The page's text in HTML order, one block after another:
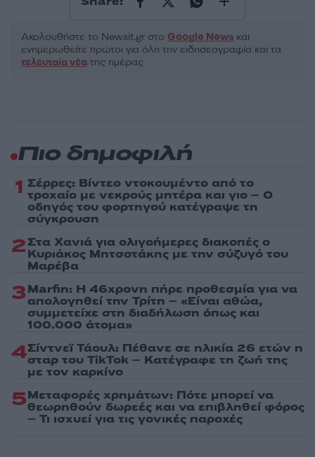
Ακολουθήστε το Νewsit.gr στο Google News και
ενημερωθείτε πρώτοι για όλη την ειδησεογραφία και τα
τελευταία νέα της ημέρας
Πιο δημοφιλή
1 Σέρρες: Βίντεο ντοκουμέντο από το
τροχαίο με νεκρούς μητέρα και γιο – Ο
οδηγός του φορτηγού κατέγραψε τη
σύγκρουση
2Στα Χανιά για ολιγοήμερες διακοπές ο
Κυριάκος Μητσοτάκης με την σύζυγό του
Μαρέβα
3Marfin: Η 46χρονη πήρε προθεσμία για να
απολογηθεί την Τρίτη – «Είναι αθώα,
συμμετείχε στη διαδήλωση όπως και
100.000 άτομα»
4Σίντνεϊ Τάουλ: Πέθανε σε ηλικία 26 ετών η
σταρ του TikTok – Kατέγραφε τη ζωή της
με τον καρκίνο
5Μεταφορές χρημάτων: Πότε μπορεί να
θεωρηθούν δωρεές και να επιβληθεί φόρος
– Τι ισχυεί για τις γονικές παροχές